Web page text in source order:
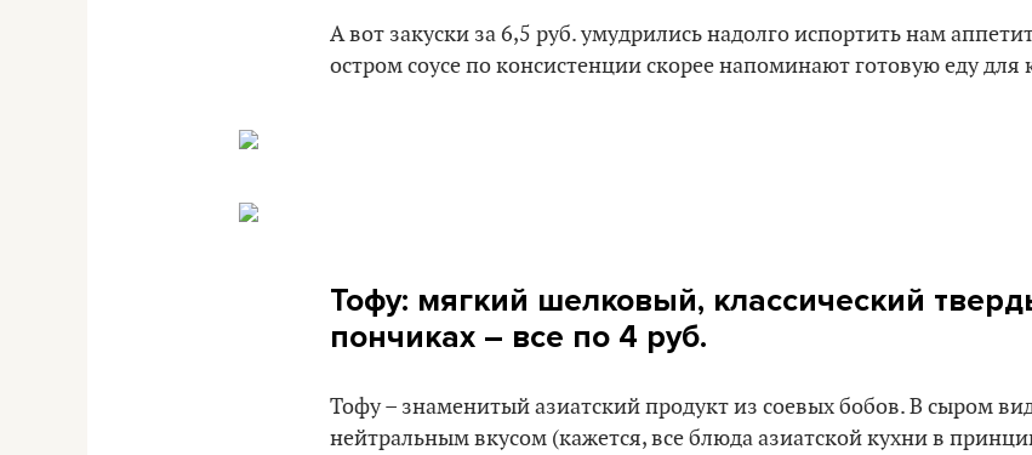
А вот закуски за 6,5 руб. умудрились надолго испортить нам
остром соусе по консистенции скорее напоминают готовую еду для
Тофу: мягкий шелковый, классический
пончиках – все по 4 руб.
Тофу – знаменитый азиатский продукт из соевых бобов. В сыром
нейтральным вкусом (кажется, все блюда азиатской кухни в